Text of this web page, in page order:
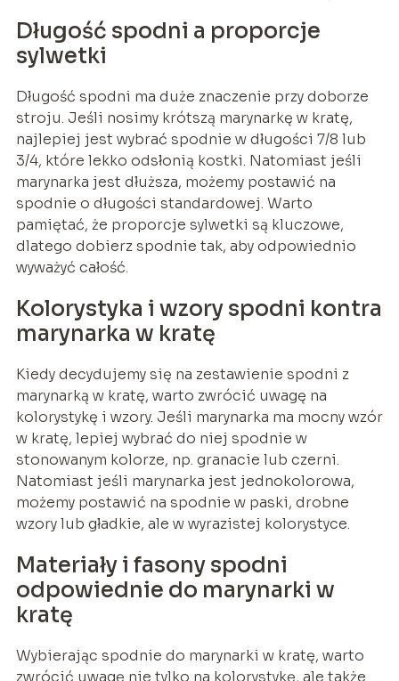
Długość spodni a proporcje
sylwetki
Długość spodni ma duże znaczenie przy doborze
stroju. Jeśli nosimy krótszą marynarkę w kratę,
najlepiej jest wybrać spodnie w długości 7/8 lub
3/4, które lekko odsłonią kostki. Natomiast jeśli
marynarka jest dłuższa, możemy postawić na
spodnie o długości standardowej. Warto
pamiętać, że proporcje sylwetki są kluczowe,
dlatego dobierz spodnie tak, aby odpowiednio
wyważyć całość.
Kolorystyka i wzory spodni kontra
marynarka w kratę
Kiedy decydujemy się na zestawienie spodni z
marynarką w kratę, warto zwrócić uwagę na
kolorystykę i wzory. Jeśli marynarka ma mocny wzór
w kratę, lepiej wybrać do niej spodnie w
stonowanym kolorze, np. granacie lub czerni.
Natomiast jeśli marynarka jest jednokolorowa,
możemy postawić na spodnie w paski, drobne
wzory lub gładkie, ale w wyrazistej kolorystyce.
Materiały i fasony spodni
odpowiednie do marynarki w
kratę
Wybierając spodnie do marynarki w kratę, warto
zwrócić uwagę nie tylko na kolorystykę, ale także